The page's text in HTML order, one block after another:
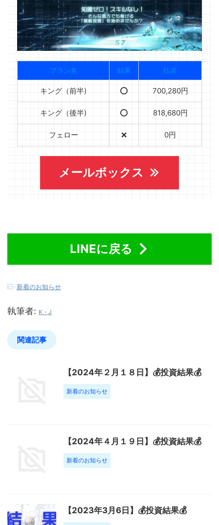
プラン名 結果 払戻
キング（前半) ⭕️ 700,280円
キング（後半) ⭕️ 818,680円
フェロー ❌ 0円
メールボックス
LINEに戻る
-新着のお知らせ
執筆者: K・J
関連記事
【2024年２月１８日】💰投資結果💰
新着のお知らせ
【2024年４月１９日】💰投資結果💰
新着のお知らせ
【2023年3月6日】💰投資結果💰